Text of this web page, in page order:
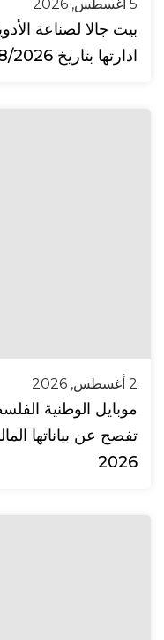
5 أغسطس, 2026
ادارتها بتاريخ 02/08/2026.
2 أغسطس, 2026
تفصح عن بياناتها
2026